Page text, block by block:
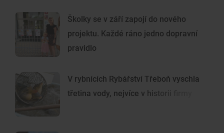
Školky se v září zapojí do nového
projektu. Každé ráno jedno dopravní
pravidlo
V rybnících Rybářství Třeboň vyschla
třetina vody, nejvíce v historii firmy